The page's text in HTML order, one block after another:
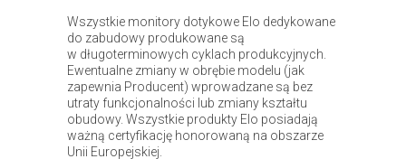
Wszystkie monitory dotykowe Elo dedykowane
do zabudowy produkowane są
w długoterminowych cyklach produkcyjnych.
Ewentualne zmiany w obrębie modelu (jak
zapewnia Producent) wprowadzane są bez
utraty funkcjonalności lub zmiany kształtu
obudowy. Wszystkie produkty Elo posiadają
ważną certyfikację honorowaną na obszarze
Unii Europejskiej.